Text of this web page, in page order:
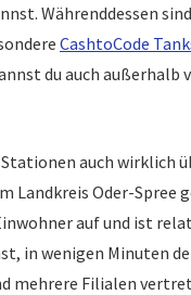
Währenddessen
CashtoCode
du auch außerhalb
auch wirklich
Landkreis Oder-
auf und ist
in wenigen Minuten
mehrere Filialen